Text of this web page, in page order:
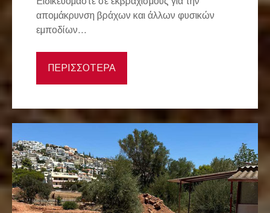
απομάκρυνση βράχων και άλλων φυσικών
εμποδίων...
ΠΕΡΙΣΣΟΤΕΡΑ